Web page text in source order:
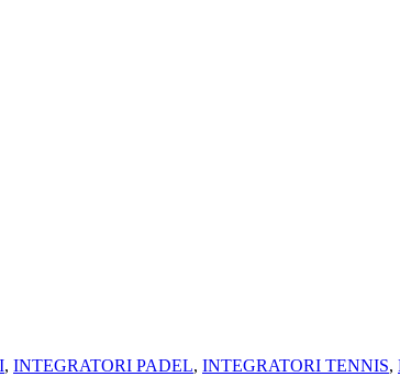
, INTEGRATORI PADEL, INTEGRATORI TENNIS,